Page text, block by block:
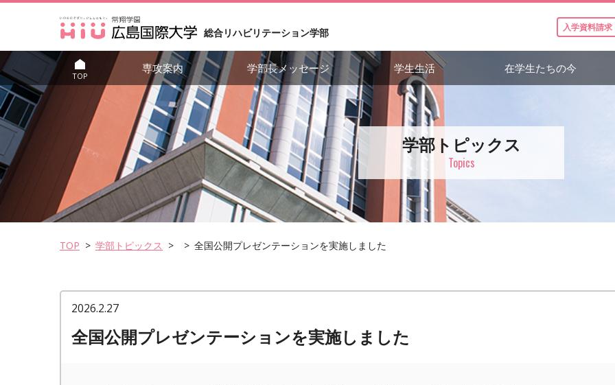
総合リハビリテーション学部 入学資料請求
TOP
専攻案内 学部長メッセージ 学生生活 在学生たちの今
学部トピックス
Topics
TOP 学部トピックス 全国公開プレゼンテーションを実施しました
2026.2.27
全国公開プレゼンテーションを実施しました